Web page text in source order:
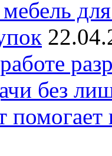
без
помогает